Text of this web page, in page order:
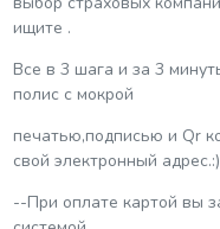
ищите .
Все в 3 шага и за 3
полис с мокрой
печатью,подписью и Qr
свой электронный
--При оплате картой вы